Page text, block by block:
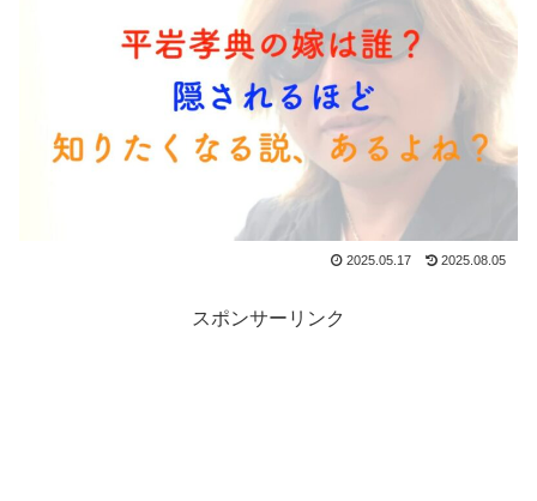
2025.05.17 2025.08.05
スポンサーリンク